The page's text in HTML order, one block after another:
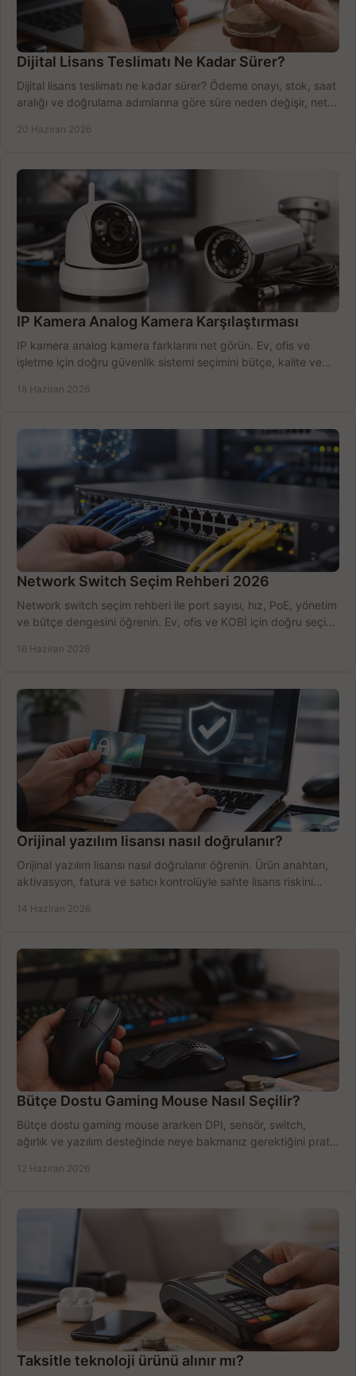
Dijital Lisans Teslimatı Ne Kadar Sürer?
Dijital lisans teslimatı ne kadar sürer? Ödeme onayı, stok, saat
aralığı ve doğrulama adımlarına göre süre neden değişir, net
20 Haziran 2026
IP Kamera Analog Kamera Karşılaştırması
IP kamera analog kamera farklarını net görün. Ev, ofis ve
işletme için doğru güvenlik sistemi seçimini bütçe, kalite ve
18 Haziran 2026
Network Switch Seçim Rehberi 2026
Network switch seçim rehberi ile port sayısı, hız, PoE, yönetim
ve bütçe dengesini öğrenin. Ev, ofis ve KOBİ için doğru seçimi
16 Haziran 2026
Orijinal yazılım lisansı nasıl doğrulanır?
Orijinal yazılım lisansı nasıl doğrulanır öğrenin. Ürün anahtarı,
aktivasyon, fatura ve satıcı kontrolüyle sahte lisans riskini
14 Haziran 2026
Bütçe Dostu Gaming Mouse Nasıl Seçilir?
Bütçe dostu gaming mouse ararken DPI, sensör, switch,
ağırlık ve yazılım desteğinde neye bakmanız gerektiğini pratik
12 Haziran 2026
Taksitle teknoloji ürünü alınır mı?